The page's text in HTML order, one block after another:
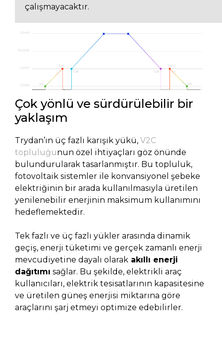
çalışmayacaktır.
Çok yönlü ve sürdürülebilir bir
yaklaşım
Trydan’ın üç fazlı karışık yükü, V2C
topluluğunun özel ihtiyaçları göz önünde
bulundurularak tasarlanmıştır. Bu topluluk,
fotovoltaik sistemler ile konvansiyonel şebeke
elektriğinin bir arada kullanılmasıyla üretilen
yenilenebilir enerjinin maksimum kullanımını
hedeflemektedir.
Tek fazlı ve üç fazlı yükler arasında dinamik
geçiş, enerji tüketimi ve gerçek zamanlı enerji
mevcudiyetine dayalı olarak akıllı enerji
dağıtımı sağlar. Bu şekilde, elektrikli araç
kullanıcıları, elektrik tesisatlarının kapasitesine
ve üretilen güneş enerjisi miktarına göre
araçlarını şarj etmeyi optimize edebilirler.